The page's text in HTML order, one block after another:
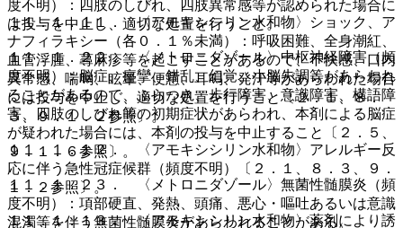
度不明）：四肢のしびれ、四肢異常感等が認められた場合に
は投与を中止し、適切な処置を行うこと。
１１．１．２２． 〈メトロニダゾール〉中枢神経障害（頻
度不明）：脳症、痙攣、錯乱、幻覚、小脳失調等があらわれ
ることがあるので、ふらつき、歩行障害、意識障害、構語障
害、四肢のしびれ等の初期症状があらわれ、本剤による脳症
が疑われた場合には、本剤の投与を中止すること〔２．５、
９．１．６参照〕。
１１．１．２３． 〈メトロニダゾール〉無菌性髄膜炎（頻
度不明）：項部硬直、発熱、頭痛、悪心・嘔吐あるいは意識
混濁等を伴う無菌性髄膜炎があらわれることがある。
１１．１．１１． 〈アモキシシリン水和物〉ショック、ア
ナフィラキシー（各０．１％未満）：呼吸困難、全身潮紅、
血管浮腫、蕁麻疹等を起こすことがあるので、不快感、口内
異常感、喘鳴、眩暈、便意、耳鳴、発汗等があらわれた場合
には投与を中止し、適切な処置を行うこと〔２．１、８．
３、９．１．２参照〕。
１１．１．１２． 〈アモキシシリン水和物〉アレルギー反
応に伴う急性冠症候群（頻度不明）〔２．１、８．３、９．
１．２参照〕。
１１．１．１３． 〈アモキシシリン水和物〉薬剤により誘